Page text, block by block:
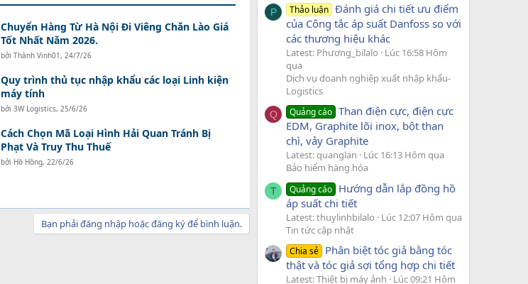
Chuyển Hàng Từ Hà Nội Đi Viêng Chăn Lào Giá
Tốt Nhất Năm 2026.
bởi Thành Vinh01, 24/7/26
Quy trình thủ tục nhập khẩu các loại Linh kiện
máy tính
bởi 3W Logistics, 25/6/26
Cách Chọn Mã Loại Hình Hải Quan Tránh Bị
Phạt Và Truy Thu Thuế
bởi Hồ Hồng, 22/6/26
Bạn phải đăng nhập hoặc đăng ký để bình luận.
P Thảo luận Đánh giá chi tiết ưu điểm
của Công tắc áp suất Danfoss so với
các thương hiệu khác
Latest: Phương_bilalo
Lúc 16:58 Hôm
qua
Dịch vụ doanh nghiệp xuất nhập khẩu-
Logistics
Q Quảng cáo Than điện cực, điện cực
EDM, Graphite lõi inox, bột than
chì, vảy Graphite
Latest: quanglan
Lúc 16:13 Hôm qua
Bảo hiểm hàng hóa
T Quảng cáo Hướng dẫn lắp đồng hồ
áp suất chi tiết
Latest: thuylinhbilalo
Lúc 12:07 Hôm qua
Tin tức cập nhật
Chia sẻ Phân biệt tóc giả bằng tóc
thật và tóc giả sợi tổng hợp chi tiết
Latest: Thiết bị máy ảnh
Lúc 09:21 Hôm